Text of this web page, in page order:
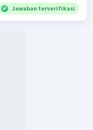
tolong-menolong,
Jawaban terverifikasi